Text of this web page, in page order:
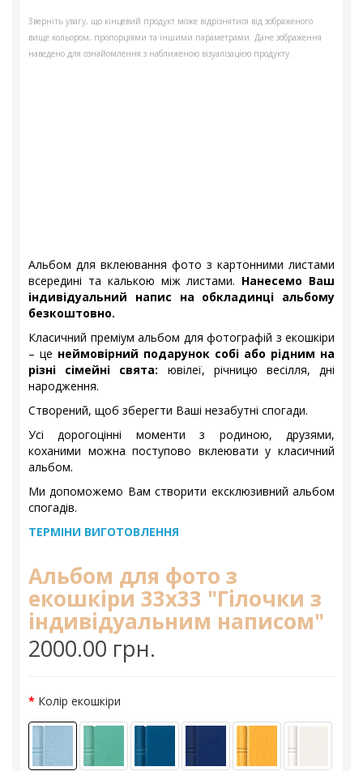
Зверніть увагу, що кінцевий продукт може відрізнятися від зображеного
вище кольором, пропорціями та іншими параметрами. Дане зображення
наведено для ознайомлення з наближеною візуалізацією продукту.
Альбом для вклеювання фото з картонними листами
всередині та калькою між листами. Нанесемо Ваш
індивідуальний напис на обкладинці альбому
безкоштовно.
Класичний преміум альбом для фотографій з екошкіри
– це неймовірний подарунок собі або рідним на
різні сімейні свята: ювілеї, річницю весілля, дні
народження.
Створений, щоб зберегти Ваші незабутні спогади.
Усі дорогоцінні моменти з родиною, друзями,
коханими можна поступово вклеювати у класичний
альбом.
Ми допоможемо Вам створити ексклюзивний альбом
спогадів.
ТЕРМІНИ ВИГОТОВЛЕННЯ
Альбом для фото з
екошкіри 33х33 "Гілочки з
індивідуальним написом"
2000.00 грн.
Колір екошкіри